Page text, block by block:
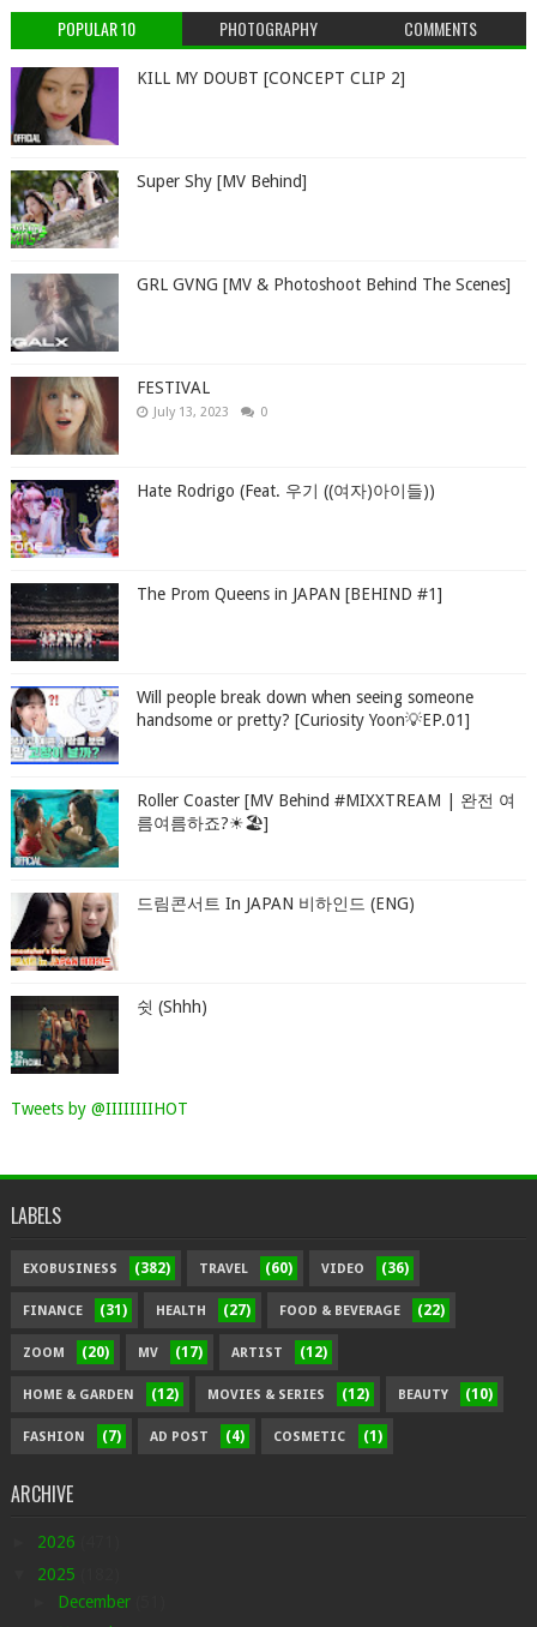
POPULAR 10 PHOTOGRAPHY COMMENTS
KILL MY DOUBT [CONCEPT CLIP 2]
Super Shy [MV Behind]
GRL GVNG [MV & Photoshoot Behind The Scenes]
FESTIVAL
July 13, 2023 0
Hate Rodrigo (Feat. 우기 ((여자)아이들))
The Prom Queens in JAPAN [BEHIND #1]
Will people break down when seeing someone
handsome or pretty? [Curiosity Yoon💡EP.01]
Roller Coaster [MV Behind #MIXXTREAM | 완전 여
름여름하죠?☀🏖]
드림콘서트 In JAPAN 비하인드 (ENG)
쉿 (Shhh)
Tweets by @IIIIIIIIHOT
LABELS
EXOBUSINESS (382) TRAVEL (60) VIDEO (36)
FINANCE (31) HEALTH (27) FOOD & BEVERAGE (22)
ZOOM (20) MV (17) ARTIST (12)
HOME & GARDEN (12) MOVIES & SERIES (12) BEAUTY (10)
FASHION (7) AD POST (4) COSMETIC (1)
ARCHIVE
2026
2025
December